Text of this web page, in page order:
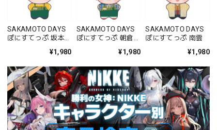
SAKAMOTO DAYS
ぽにすてっぷ 坂本
¥1,980
SAKAMOTO DAYS
ぽにすてっぷ 朝倉
¥1,980
SAKAMOTO DAYS
ぽにすてっぷ 南雲
¥1,980